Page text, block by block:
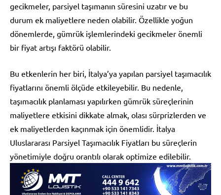
gecikmeler, parsiyel taşımanın süresini uzatır ve bu
durum ek maliyetlere neden olabilir. Özellikle yoğun
dönemlerde, gümrük işlemlerindeki gecikmeler önemli
bir fiyat artışı faktörü olabilir.
Bu etkenlerin her biri, İtalya’ya yapılan parsiyel taşımacılık
fiyatlarını önemli ölçüde etkileyebilir. Bu nedenle,
taşımacılık planlaması yapılırken gümrük süreçlerinin
maliyetlere etkisini dikkate almak, olası sürprizlerden ve
ek maliyetlerden kaçınmak için önemlidir. İtalya
Uluslararası Parsiyel Taşımacılık Fiyatları bu süreçlerin
yönetimiyle doğru orantılı olarak optimize edilebilir.